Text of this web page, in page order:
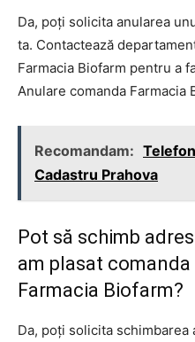
Da, poți solicita anularea
ta. Contactează
Farmacia Biofarm pentru a
Anulare comanda Farmacia
Recomandam:
Cadastru Prahova
Pot să schimb
am plasat
Farmacia Biofarm?
Da, poți solicita